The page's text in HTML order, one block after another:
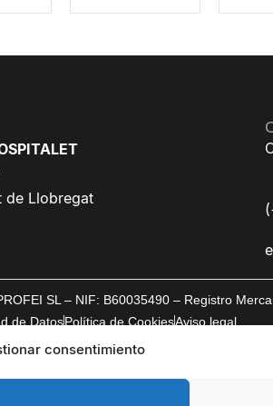
consentimiento
de Llobregat
SL – NIF: B60035490 – Registro
de DatosPolítica de CookiesAviso legal